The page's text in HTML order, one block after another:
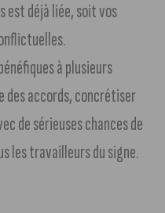
est déjà liée, soit vos
à plusieurs
des accords, concrétiser
de sérieuses chances de
les travailleurs du signe.